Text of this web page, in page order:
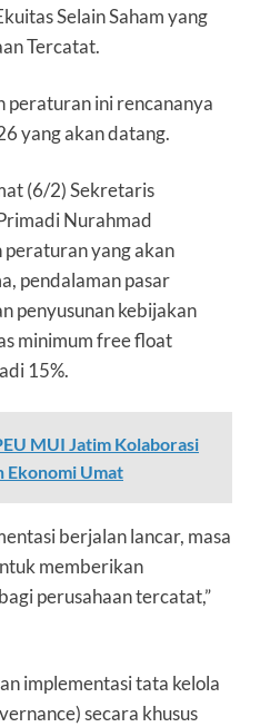
Selain Saham yang
Tercatat.
peraturan ini rencananya
yang akan datang.
(6/2) Sekretaris
Nurahmad
peraturan yang akan
pendalaman pasar
penyusunan kebijakan
minimum free float
15%.
MUI Jatim Kolaborasi
Ekonomi Umat
berjalan lancar, masa
memberikan
perusahaan tercatat,”
implementasi tata kelola
secara khusus